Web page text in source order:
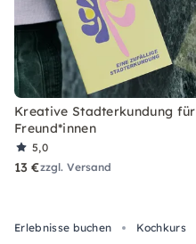
Kreative Stadterkundung für
Freund*innen
5,0
13 €zzgl. Versand
Erlebnisse buchen Kochkurs